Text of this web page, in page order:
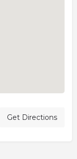
Get Directions